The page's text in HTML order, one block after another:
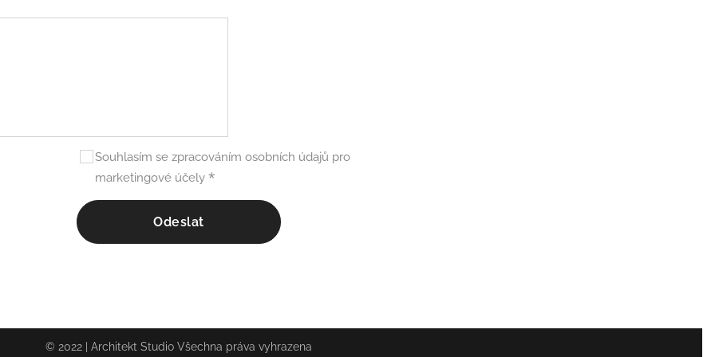
Souhlasím se zpracováním osobních údajů pro
marketingové účely
Odeslat
© 2022 | Architekt Studio Všechna práva vyhrazena